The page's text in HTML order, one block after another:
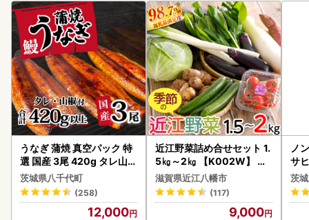
うなぎ 蒲焼 真空パック 特
選 国産 3尾 420g タレ山椒
付き うな重 ひつまぶし 訳
あり 茨城 ウナギ 鰻 個包装
人気 美味しい 小分け 八千
茨城県八千代町
(258)
12,000
近江野菜詰め合せセット 1.
5㎏～2㎏ 【K002W】 野
菜 旬 新鮮
滋賀県近江八幡市
(117)
9,000
ノ
サ
本
守
茨